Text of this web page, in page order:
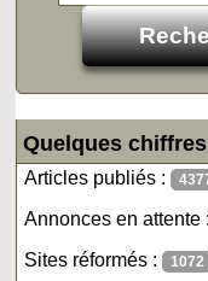
Quelques
Articles publiés :
Annonces en
Sites réformés : 1072